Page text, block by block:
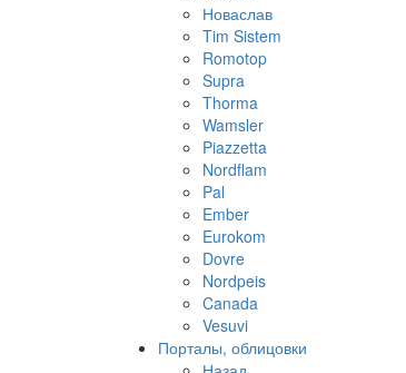
Новаслав
Tim Sistem
Romotop
Supra
Thorma
Wamsler
Piazzetta
Nordflam
Pal
Ember
Eurokom
Dovre
Nordpeis
Canada
Vesuvi
Порталы, облицовки